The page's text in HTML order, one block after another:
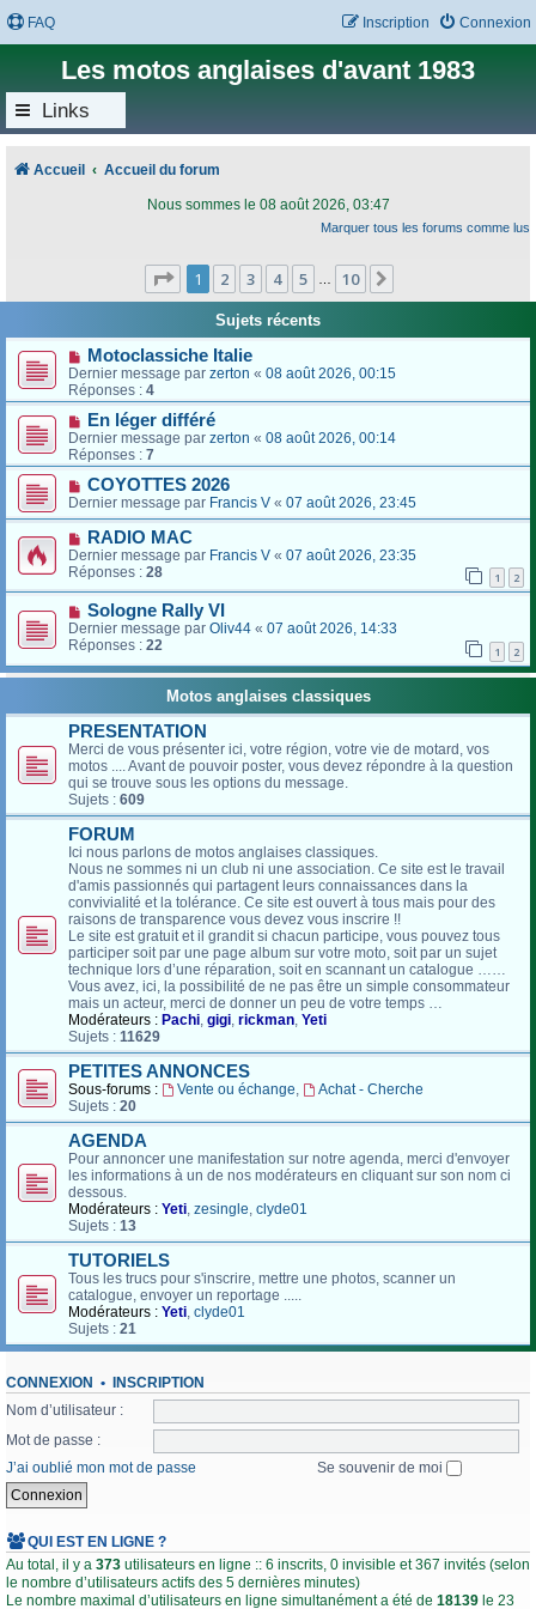
FAQ Connexion
Inscription
Les motos anglaises d'avant 1983
Links
Accueil Accueil du forum
Nous sommes le 08 août 2026, 03:47
Marquer tous les forums comme lus
Page 1sur
1 2 3 4 5 10
Sujets récents
Motoclassiche Italie
Dernier message par zerton « 08 août 2026, 00:15
Réponses : 4
En léger différé
Dernier message par zerton « 08 août 2026, 00:14
Réponses : 7
COYOTTES 2026
Dernier message par Francis V « 07 août 2026, 23:45
RADIO MAC
Dernier message par Francis V « 07 août 2026, 23:35
Réponses : 28 1 2
Sologne Rally VI
Dernier message par Oliv44 « 07 août 2026, 14:33
Réponses : 22 1 2
Motos anglaises classiques
PRESENTATION
Merci de vous présenter ici, votre région, votre vie de motard, vos
motos .... Avant de pouvoir poster, vous devez répondre à la question
qui se trouve sous les options du message.
Sujets : 609
FORUM
Ici nous parlons de motos anglaises classiques.
Nous ne sommes ni un club ni une association. Ce site est le travail
d'amis passionnés qui partagent leurs connaissances dans la
convivialité et la tolérance. Ce site est ouvert à tous mais pour des
raisons de transparence vous devez vous inscrire !!
Le site est gratuit et il grandit si chacun participe, vous pouvez tous
participer soit par une page album sur votre moto, soit par un sujet
technique lors d’une réparation, soit en scannant un catalogue ……
Vous avez, ici, la possibilité de ne pas être un simple consommateur
mais un acteur, merci de donner un peu de votre temps …
Modérateurs : Pachi, gigi, rickman, Yeti
Sujets : 11629
PETITES ANNONCES
Sous-forums : Vente ou échange,
Achat - Cherche
Sujets : 20
AGENDA
Pour annoncer une manifestation sur notre agenda, merci d'envoyer
les informations à un de nos modérateurs en cliquant sur son nom ci
dessous.
Modérateurs : Yeti, zesingle, clyde01
Sujets : 13
TUTORIELS
Tous les trucs pour s'inscrire, mettre une photos, scanner un
catalogue, envoyer un reportage .....
Modérateurs : Yeti, clyde01
Sujets : 21
CONNEXION • INSCRIPTION
Nom d’utilisateur :
Mot de passe :
J’ai oublié mon mot de passe
Se souvenir de moi
QUI EST EN LIGNE ?
Au total, il y a 373 utilisateurs en ligne :: 6 inscrits, 0 invisible et 367 invités (selon
le nombre d’utilisateurs actifs des 5 dernières minutes)
Le nombre maximal d’utilisateurs en ligne simultanément a été de 18139 le 23